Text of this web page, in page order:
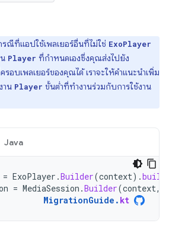
รณีที่แอปใช้เพลเยอร์อื่นที่ไม่ใช่ ExoPlayer
Player ที่กำหนดเองซึ่งคุณส่งไปยัง
รอบเพลเยอร์ของคุณได้ เราจะให้คำแนะนำเพิ่ม
าน Player ขั้นต่ำที่ทำงานร่วมกับการใช้งาน
Java
= ExoPlayer .Builder(context).build
= MediaSession .Builder(context,
MigrationGuide . kt